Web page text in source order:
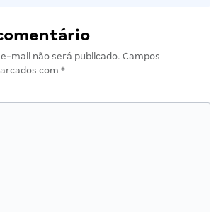
mail não será publicado. Campos
com *